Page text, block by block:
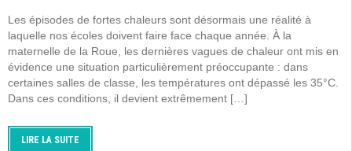
Les épisodes de fortes chaleurs sont désormais une réalité à
laquelle nos écoles doivent faire face chaque année. À la
maternelle de la Roue, les dernières vagues de chaleur ont mis en
évidence une situation particulièrement préoccupante : dans
certaines salles de classe, les températures ont dépassé les 35°C.
Dans ces conditions, il devient extrêmement […]
LIRE LA SUITE